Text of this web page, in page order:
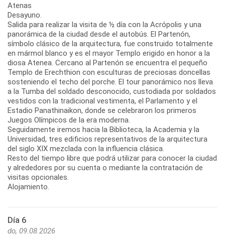
Atenas
Desayuno.
Salida para realizar la visita de ½ día con la Acrópolis y una
panorámica de la ciudad desde el autobús. El Partenón,
símbolo clásico de la arquitectura, fue construido totalmente
en mármol blanco y es el mayor Templo erigido en honor a la
diosa Atenea. Cercano al Partenón se encuentra el pequeño
Templo de Erechthion con esculturas de preciosas doncellas
sosteniendo el techo del porche. El tour panorámico nos lleva
a la Tumba del soldado desconocido, custodiada por soldados
vestidos con la tradicional vestimenta, el Parlamento y el
Estadio Panathinaikon, donde se celebraron los primeros
Juegos Olímpicos de la era moderna.
Seguidamente iremos hacia la Biblioteca, la Academia y la
Universidad, tres edificios representativos de la arquitectura
del siglo XIX mezclada con la influencia clásica.
Resto del tiempo libre que podrá utilizar para conocer la ciudad
y alrededores por su cuenta o mediante la contratación de
visitas opcionales.
Alojamiento.
Día 6
do, 09.08.2026